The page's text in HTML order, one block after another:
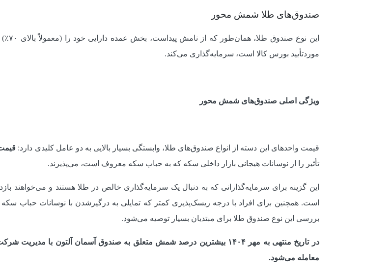
صندوق‌های طلا شمش محور
این
موردتأیید بورس کالا است، سرمایه‌گذاری می‌کند.
ویژگی اصلی صندوق‌های شمش محور
قیمت واحدهای این دسته از انواع صندوق‌های طلا، وابستگی بسیار بالایی به دو عامل کلیدی دارد:
تأثیر را از نوسانات هیجانی بازار داخلی سکه که به حباب سکه معروف است، می‌پذیرند.
این گزینه برای سرمایه‌گذارانی که به دنبال یک سرمایه‌گذاری خالص در طلا هستند و می‌خواهند
است. همچنین برای افراد با درجه ریسک‌پذیری کمتر که تمایلی به درگیرشدن با نوسانات حباب
بررسی این نوع صندوق طلا برای مبتدیان بسیار توصیه می‌شود.
در تاریخ منتهی به مهر ۱۴۰۴ بیشترین درصد شمش متعلق به صندوق آسمان آلتون
معامله می‌شود.